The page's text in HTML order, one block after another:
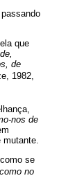
que
de
1982,
nos de
mutante.
se
no